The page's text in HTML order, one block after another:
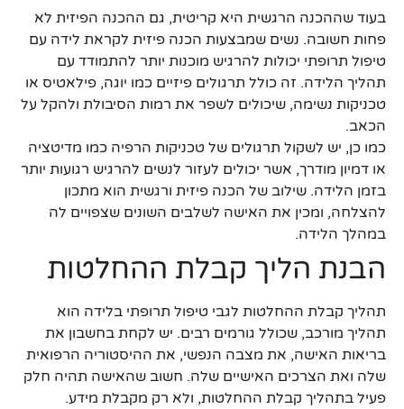
בעוד שההכנה הרגשית היא קריטית, גם ההכנה הפיזית לא
פחות חשובה. נשים שמבצעות הכנה פיזית לקראת לידה עם
טיפול תרופתי יכולות להרגיש מוכנות יותר להתמודד עם
תהליך הלידה. זה כולל תרגולים פיזיים כמו יוגה, פילאטיס או
טכניקות נשימה, שיכולים לשפר את רמות הסיבולת ולהקל על
הכאב.
כמו כן, יש לשקול תרגולים של טכניקות הרפיה כמו מדיטציה
או דמיון מודרך, אשר יכולים לעזור לנשים להרגיש רגועות יותר
בזמן הלידה. שילוב של הכנה פיזית ורגשית הוא מתכון
להצלחה, ומכין את האישה לשלבים השונים שצפויים לה
במהלך הלידה.
הבנת הליך קבלת ההחלטות
תהליך קבלת ההחלטות לגבי טיפול תרופתי בלידה הוא
תהליך מורכב, שכולל גורמים רבים. יש לקחת בחשבון את
בריאות האישה, את מצבה הנפשי, את ההיסטוריה הרפואית
שלה ואת הצרכים האישיים שלה. חשוב שהאישה תהיה חלק
פעיל בתהליך קבלת ההחלטות, ולא רק מקבלת מידע.